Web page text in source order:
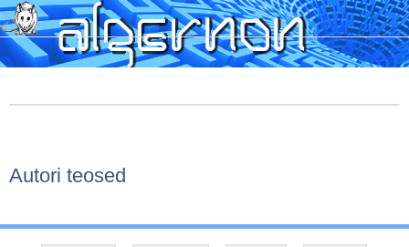
Skip
to
main
content
Autori teosed